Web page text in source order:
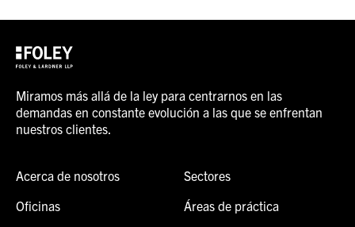
Miramos más allá de la ley para centrarnos en las
demandas en constante evolución a las que se enfrentan
nuestros clientes.
Acerca de nosotros
Oficinas
Sectores
Áreas de práctica